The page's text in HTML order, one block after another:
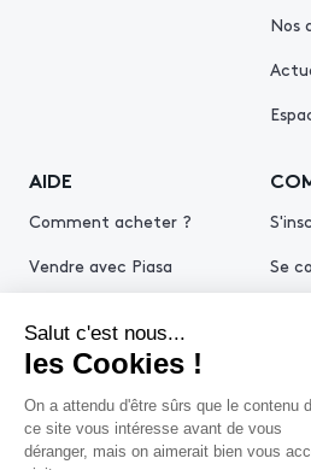
Nos
AIDE
Comment acheter ?
Vendre avec Piasa
Se